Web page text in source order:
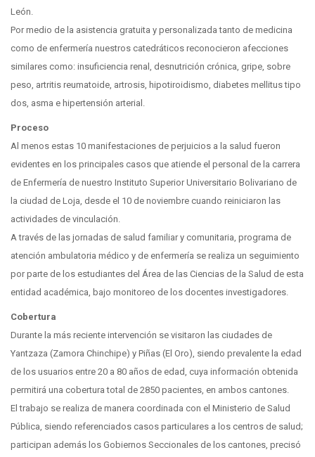
León.
Por medio de la asistencia gratuita y personalizada tanto de medicina
como de enfermería nuestros catedráticos reconocieron afecciones
similares como: insuficiencia renal, desnutrición crónica, gripe, sobre
peso, artritis reumatoide, artrosis, hipotiroidismo, diabetes mellitus tipo
dos, asma e hipertensión arterial.
Proceso
Al menos estas 10 manifestaciones de perjuicios a la salud fueron
evidentes en los principales casos que atiende el personal de la carrera
de Enfermería de nuestro Instituto Superior Universitario Bolivariano de
la ciudad de Loja, desde el 10 de noviembre cuando reiniciaron las
actividades de vinculación.
A través de las jornadas de salud familiar y comunitaria, programa de
atención ambulatoria médico y de enfermería se realiza un seguimiento
por parte de los estudiantes del Área de las Ciencias de la Salud de esta
entidad académica, bajo monitoreo de los docentes investigadores.
Cobertura
Durante la más reciente intervención se visitaron las ciudades de
Yantzaza (Zamora Chinchipe) y Piñas (El Oro), siendo prevalente la edad
de los usuarios entre 20 a 80 años de edad, cuya información obtenida
permitirá una cobertura total de 2850 pacientes, en ambos cantones.
El trabajo se realiza de manera coordinada con el Ministerio de Salud
Pública, siendo referenciados casos particulares a los centros de salud;
participan además los Gobiernos Seccionales de los cantones, precisó